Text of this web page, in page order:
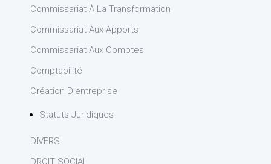
Commissariat À La Transformation
Commissariat Aux Apports
Commissariat Aux Comptes
Comptabilité
Création D'entreprise
Statuts Juridiques
DIVERS
DROIT SOCIAL